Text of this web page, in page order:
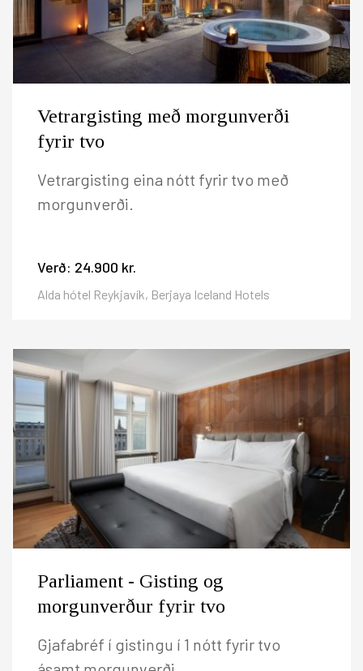
Vetrargisting með morgunverði
fyrir tvo
Vetrargisting eina nótt fyrir tvo með
morgunverði.
Verð: 24.900 kr.
Alda hótel Reykjavík, Berjaya Iceland Hotels
Parliament - Gisting og
morgunverður fyrir tvo
Gjafabréf í gistingu í 1 nótt fyrir tvo